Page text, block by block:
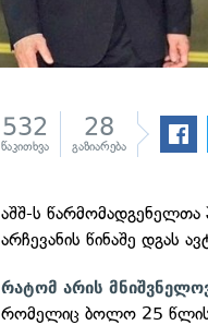
532
წაკითხვა
28
გაზიარება
აშშ-ს წარმომადგენელთა
არჩევანის წინაშე დგას
რატომ არის
რომელიც ბოლო 25 წლის